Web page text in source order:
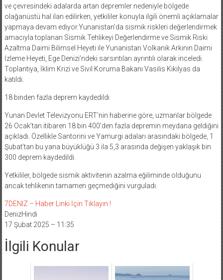
ve çevresindeki adalarda artan depremler nedeniyle bölgede
olağanüstü hal ilan edilirken, yetkililer konuyla ilgili önemli açıklamalar
yapmaya devam ediyor.Yunanistan’da sismik riskleri değerlendirmek
amacıyla toplanan Sismik Tehlikeyi Değerlendirme ve Sismik Riski
Azaltma Daimi Bilimsel Heyeti ile Yunanistan Volkanik Arkının Daimi
İzleme Heyeti, Ege Denizi’ndeki sarsıntıları ayrıntılı olarak inceledi.
Toplantıya, İklim Krizi ve Sivil Koruma Bakanı Vasilis Kikilyas da
katıldı.
18 binden fazla deprem kaydedildi
Yunan Devlet Televizyonu ERT’nin haberine göre, uzmanlar bölgede
26 Ocak’tan itibaren 18 bin 400’den fazla depremin meydana geldiğini
açıkladı. Özellikle Santorini ve Yamurgi adaları arasındaki bölgede, 1
Şubat’tan bu yana büyüklüğü 3 ila 5,3 arasında değişen yaklaşık bin
300 deprem kaydedildi.
Yetkililer, bölgede sismik aktivitenin azalma eğiliminde olduğunu
ancak tehlikenin tamamen geçmediğini vurguladı.
7DENIZ – Haber Linki İçin Tıklayın !
DenizHindi
17 Şubat 2025 – 11:35
İlgili Konular